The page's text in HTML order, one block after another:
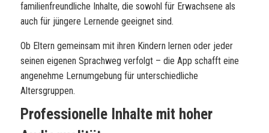
familienfreundliche Inhalte, die sowohl für Erwachsene als
auch für jüngere Lernende geeignet sind.
Ob Eltern gemeinsam mit ihren Kindern lernen oder jeder
seinen eigenen Sprachweg verfolgt – die App schafft eine
angenehme Lernumgebung für unterschiedliche
Altersgruppen.
Professionelle Inhalte mit hoher